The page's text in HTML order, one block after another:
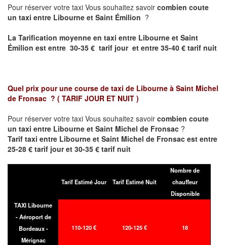
Pour réserver votre taxi Vous souhaitez savoir combien coute
un taxi entre Libourne et Saint Émilion ?
La Tarification moyenne en taxi entre Libourne et Saint
Émilion est entre 30-35 € tarif jour et entre 35-40 € tarif nuit
Quel prix pour une course de taxi de Libourne à Saint Michel
de Fronsac ? ( TARIF JOUR ET NUIT )
Pour réserver votre taxi Vous souhaitez savoir combien coute
un taxi entre Libourne et Saint Michel de Fronsac ?
Tarif taxi entre Libourne et Saint Michel de Fronsac est entre
25-28 € tarif jour et 30-35 € tarif nuit
Tarif Estimé Jour Tarif Estimé Nuit
Nombre de
chauffeur
Disponible
TAXI Libourne
- Aéroport de
Bordeaux -
Mérignac
110-120 € 120-125 € 18